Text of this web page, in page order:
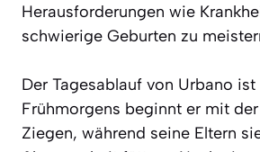
Herausforderungen wie
schwierige Geburten zu
Der Tagesablauf von Urbano
Frühmorgens beginnt er mit
Ziegen, während seine Eltern